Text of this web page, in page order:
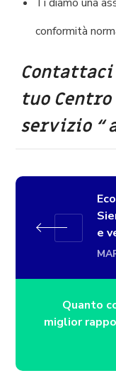
conformità
tuo
servizio “
e
Quanto
miglior